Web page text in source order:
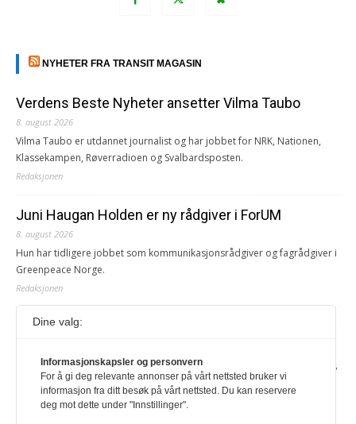
NYHETER FRA TRANSIT MAGASIN
Verdens Beste Nyheter ansetter Vilma Taubo
8. august 2026
Vilma Taubo er utdannet journalist og har jobbet for NRK, Nationen,
Klassekampen, Røverradioen og Svalbardsposten.
Redaksjonen
Juni Haugan Holden er ny rådgiver i ForUM
8. august 2026
Hun har tidligere jobbet som kommunikasjonsrådgiver og fagrådgiver i
Greenpeace Norge.
Redaksjonen
Journalist fra Vietnam idømt 7 års fengsel
Kommunistpartiet i Vietnam har total kontroll over alle offisielle medier,
aviser, TV- og radiokanaler. For å lese denne må du ha abonnement
Logg inn her Ny abonnent? Velg Årsabonnement, Månedsabonnement
Dine valg:
Informasjonskapsler og personvern
For å gi deg relevante annonser på vårt nettsted bruker vi
informasjon fra ditt besøk på vårt nettsted. Du kan reservere
deg mot dette under "Innstillinger".